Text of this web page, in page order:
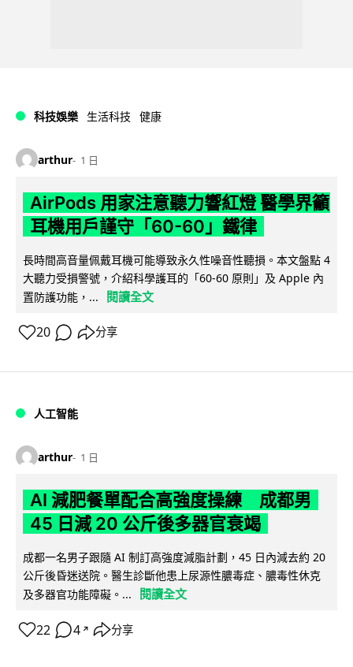
科技娛樂 生活科技 健康
arthur 1 日
AirPods 用家注意聽力響紅燈 醫學界籲
耳機用戶謹守「60-60」鐵律
長時間高音量佩戴耳機可能導致永久性噪音性聽損。本文盤點 4
大聽力受損警號，介紹科學護耳的「60-60 原則」及 Apple 內
置防護功能，...
閱讀全文
20 分享
人工智能
arthur 1 日
AI 減肥餐單配合高強度操練 成都男
45 日減 20 公斤後多器官衰竭
成都一名男子跟隨 AI 制訂高強度減脂計劃，45 日內減去約 20
公斤後昏迷送院。醫生診斷他患上尿源性膿毒症、膿毒性休克
及多器官功能障礙。...
閱讀全文
22 4 ↗ 分享